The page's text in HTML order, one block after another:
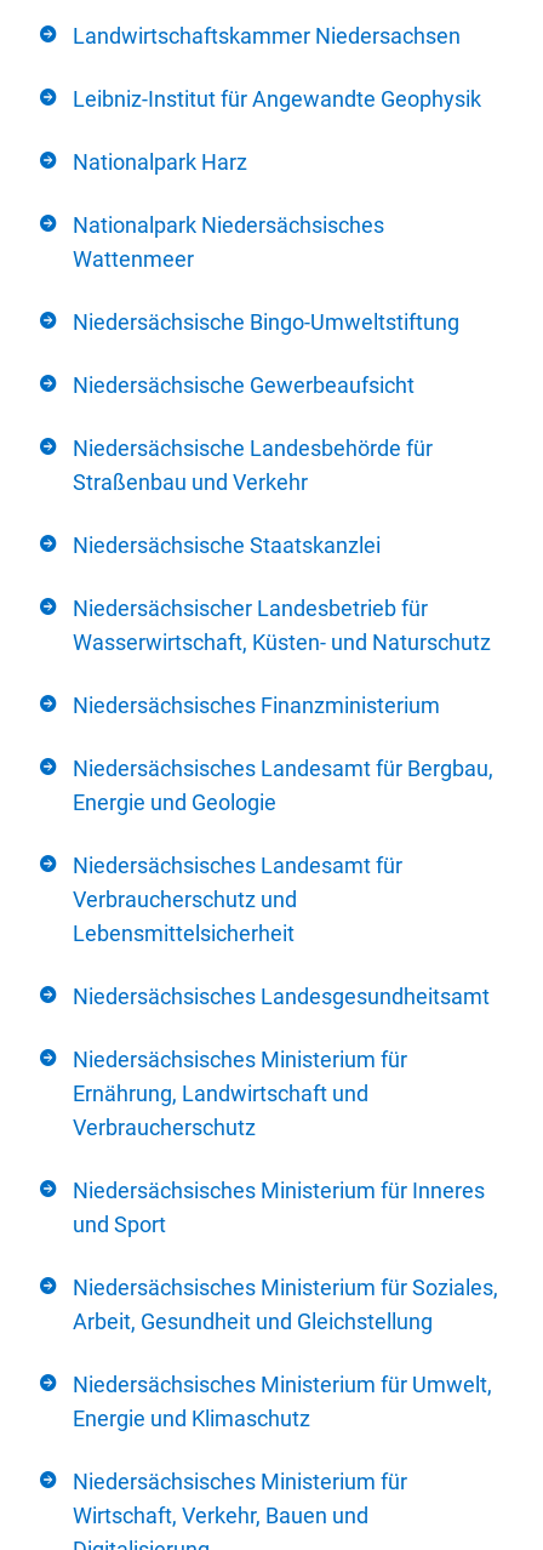
Landwirtschaftskammer Niedersachsen
Leibniz-Institut für Angewandte Geophysik
Nationalpark Harz
Nationalpark Niedersächsisches
Wattenmeer
Niedersächsische Bingo-Umweltstiftung
Niedersächsische Gewerbeaufsicht
Niedersächsische Landesbehörde für
Straßenbau und Verkehr
Niedersächsische Staatskanzlei
Niedersächsischer Landesbetrieb für
Wasserwirtschaft, Küsten- und Naturschutz
Niedersächsisches Finanzministerium
Niedersächsisches Landesamt für Bergbau,
Energie und Geologie
Niedersächsisches Landesamt für
Verbraucherschutz und
Lebensmittelsicherheit
Niedersächsisches Landesgesundheitsamt
Niedersächsisches Ministerium für
Ernährung, Landwirtschaft und
Verbraucherschutz
Niedersächsisches Ministerium für Inneres
und Sport
Niedersächsisches Ministerium für Soziales,
Arbeit, Gesundheit und Gleichstellung
Niedersächsisches Ministerium für Umwelt,
Energie und Klimaschutz
Niedersächsisches Ministerium für
Wirtschaft, Verkehr, Bauen und